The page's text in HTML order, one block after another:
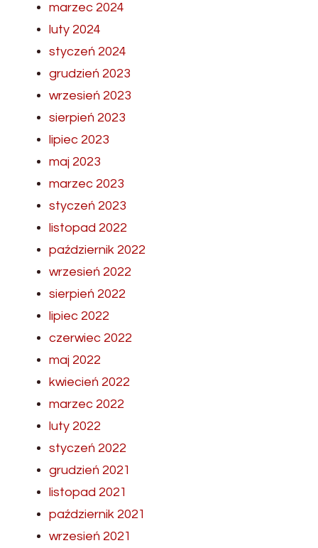
marzec 2024
luty 2024
styczeń 2024
grudzień 2023
wrzesień 2023
sierpień 2023
lipiec 2023
maj 2023
marzec 2023
styczeń 2023
listopad 2022
październik 2022
wrzesień 2022
sierpień 2022
lipiec 2022
czerwiec 2022
maj 2022
kwiecień 2022
marzec 2022
luty 2022
styczeń 2022
grudzień 2021
listopad 2021
październik 2021
wrzesień 2021